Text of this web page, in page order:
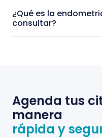
¿Qué es la
consultar?
Agenda tus
manera
rápida y